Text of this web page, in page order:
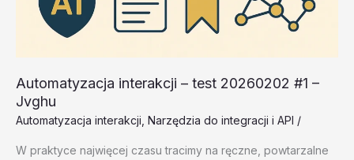
Automatyzacja interakcji – test 20260202 #1 –
Jvghu
Automatyzacja interakcji, Narzędzia do integracji i API /
W praktyce najwięcej czasu tracimy na ręczne, powtarzalne